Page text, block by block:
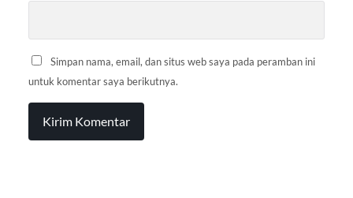
Simpan nama, email, dan situs web saya pada peramban ini
untuk komentar saya berikutnya.